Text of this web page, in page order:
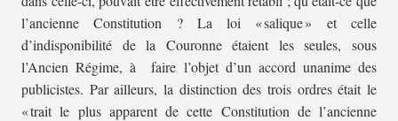
l’ancienne Constitution ? La loi « salique » et celle
d’indisponibilité de la Couronne étaient les seules, sous
l’Ancien Régime, à faire l’objet d’un accord unanime des
publicistes. Par ailleurs, la distinction des trois ordres était le
« trait le plus apparent de cette Constitution de l’ancienne